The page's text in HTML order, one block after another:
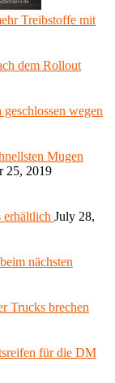
Treibstoffe mit
dem Rollout
wegen
Mugen
25, 2019
erhältlich July 28,
nächsten
Trucks brechen
für die DM